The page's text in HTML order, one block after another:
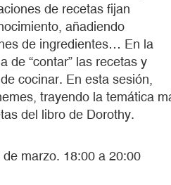
de recetas fijan
añadiendo
de ingredientes… En la
de “contar” las recetas y
cocinar. En esta sesión,
trayendo la temática
del libro de Dorothy.
marzo. 18:00 a 20:00